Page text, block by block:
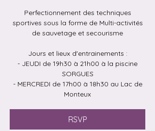
Perfectionnement des techniques
sportives sous la forme de Multi-activités
de sauvetage et secourisme
Jours et lieux d'entrainements :
- JEUDI de 19h30 à 21h00 à la piscine
SORGUES
- MERCREDI de 17h00 à 18h30 au Lac de
RSVP